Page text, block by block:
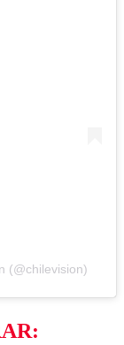
(@chilevision)